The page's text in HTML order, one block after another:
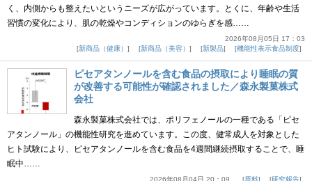
く、内側からも整えたいというニーズが広がっています。とくに、年齢や生活
習慣の変化により、肌の乾燥やコンディションのゆらぎを感……
2026年08月05日 17：03
新商品（健康）
新商品（美容） 新製品 機能性表示食品制度
ピセアタンノールを含む食品の摂取により睡眠の質
が改善する可能性が確認されました／森永製菓株式
会社
森永製菓株式会社では、ポリフェノールの一種である「ピセ
アタンノール」の機能性研究を進めています。この度、健常成人を対象とした
ヒト試験により、ピセアタンノールを含む食品を4週間継続摂取することで、睡
眠中……